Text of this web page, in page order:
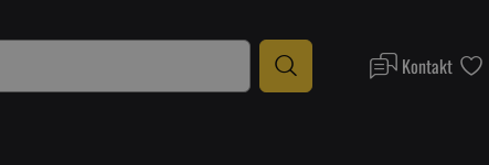
Kontakt